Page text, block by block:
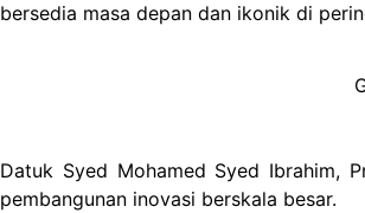
bersedia masa depan dan ikonik di
Datuk Syed Mohamed Syed Ibrahim,
pembangunan inovasi berskala besar.